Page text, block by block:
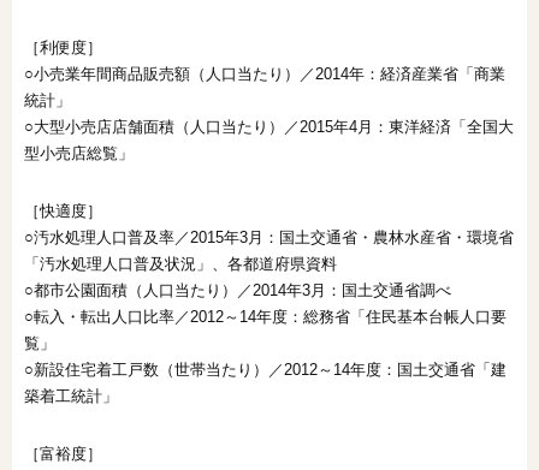
［利便度］
○小売業年間商品販売額（人口当たり）／2014年：経済産業省「商業
統計」
○大型小売店店舗面積（人口当たり）／2015年4月：東洋経済「全国大
型小売店総覧」
［快適度］
○汚水処理人口普及率／2015年3月：国土交通省・農林水産省・環境省
「汚水処理人口普及状況」、各都道府県資料
○都市公園面積（人口当たり）／2014年3月：国土交通省調べ
○転入・転出人口比率／2012～14年度：総務省「住民基本台帳人口要
覧」
○新設住宅着工戸数（世帯当たり）／2012～14年度：国土交通省「建
築着工統計」
［富裕度］